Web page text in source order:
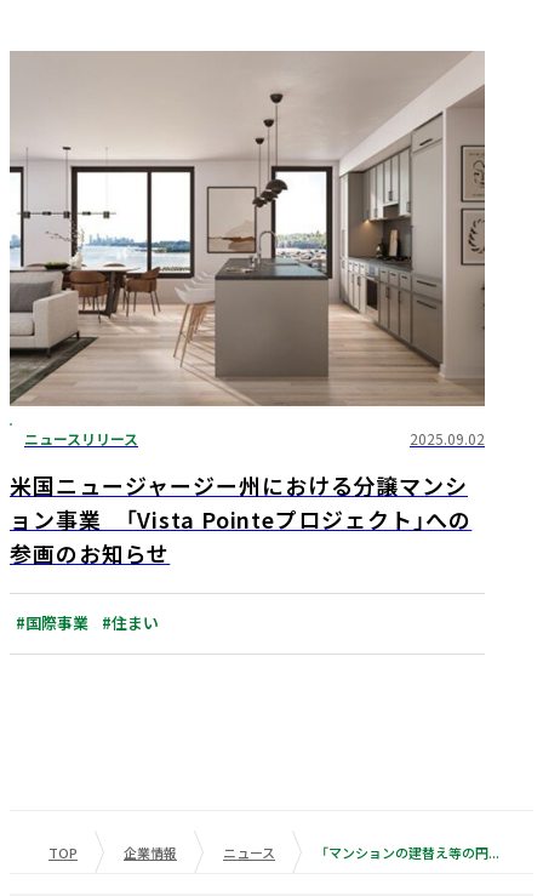
ニュースリリース 2025.09.02
米国ニュージャージー州における分譲マンシ
ョン事業 「Vista Pointeプロジェクト」への
参画のお知らせ
#国際事業 #住まい
TOP 企業情報 ニュース